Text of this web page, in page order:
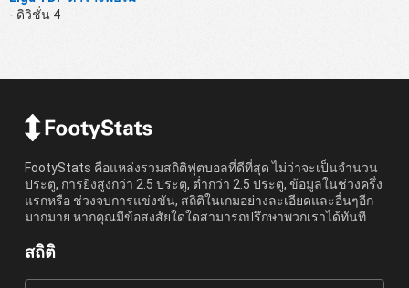
- ดิวิชั่น 4
FootyStats คือแหล่งรวมสถิติฟุตบอลที่ดีที่สุด ไม่ว่าจะเป็นจำนวน
ประตู, การยิงสูงกว่า 2.5 ประตู, ต่ำกว่า 2.5 ประตู, ข้อมูลในช่วงครึ่ง
แรกหรือ ช่วงจบการแข่งขัน, สถิติในเกมอย่างละเอียดและอื่นๆอีก
มากมาย หากคุณมีข้อสงสัยใดใดสามารถปรึกษาพวกเราได้ทันที
สถิติ